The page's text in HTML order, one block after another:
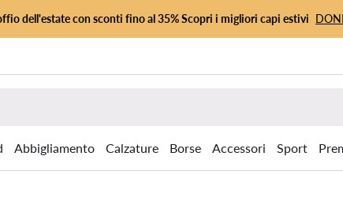
dell'estate con sconti fino al 35% Scopri i migliori capi estivi
Abbigliamento Calzature Borse Accessori Sport